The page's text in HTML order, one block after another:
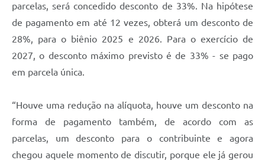
parcelas, será concedido desconto de 33%. Na hipótese
de pagamento em até 12 vezes, obterá um desconto de
28%, para o biênio 2025 e 2026. Para o exercício de
2027, o desconto máximo previsto é de 33% - se pago
em parcela única.
“Houve uma redução na alíquota, houve um desconto na
forma de pagamento também, de acordo com as
parcelas, um desconto para o contribuinte e agora
chegou aquele momento de discutir, porque ele já gerou